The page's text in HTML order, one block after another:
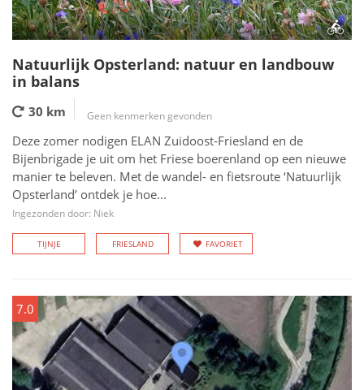
Natuurlijk Opsterland: natuur en landbouw
in balans
30 km Geen kenmerken gevonden
Deze zomer nodigen ELAN Zuidoost-Friesland en de
Bijenbrigade je uit om het Friese boerenland op een nieuwe
manier te beleven. Met de wandel- en fietsroute ‘Natuurlijk
Opsterland’ ontdek je hoe...
Ingezonden door: Niek
TIJNJE FRIESLAND FAVORIET
7.0